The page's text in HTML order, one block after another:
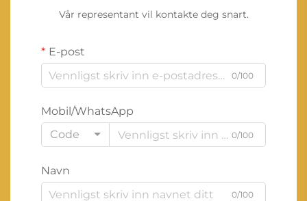
Vår representant vil kontakte deg snart.
E-post
0/100
Mobil/WhatsApp
Code
0/100
Navn
0/100